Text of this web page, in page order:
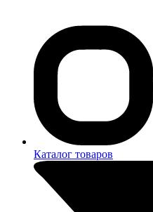
Каталог товаров